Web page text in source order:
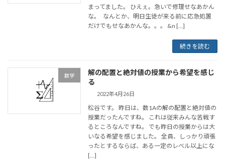
まってました。 ひえぇ。急いで修理せなあかん
な。 なんとか、明日生徒が来る前に応急処置
だけでもせなあかんな。。。 &n […]
続きを読む
数学
解の配置と絶対値の授業から希望を感じ
る
2022年4月26日
松谷です。 昨日は、数1Aの解の配置と絶対値の
授業だったんですね。 これは従来みんな苦戦す
るところなんですね。 でも昨日の授業からは大
いなる希望を感じました。 全員、しっかり頑張
ったとするならば、ある一定のレベル以上にな
[…]